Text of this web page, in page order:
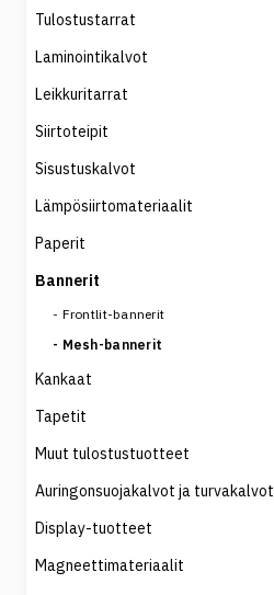
Tulostustarrat
Laminointikalvot
Leikkuritarrat
Siirtoteipit
Sisustuskalvot
Lämpösiirtomateriaalit
Paperit
Bannerit
Frontlit-bannerit
Mesh-bannerit
Kankaat
Tapetit
Muut tulostustuotteet
Auringonsuojakalvot ja turvakalvot
Display-tuotteet
Magneettimateriaalit